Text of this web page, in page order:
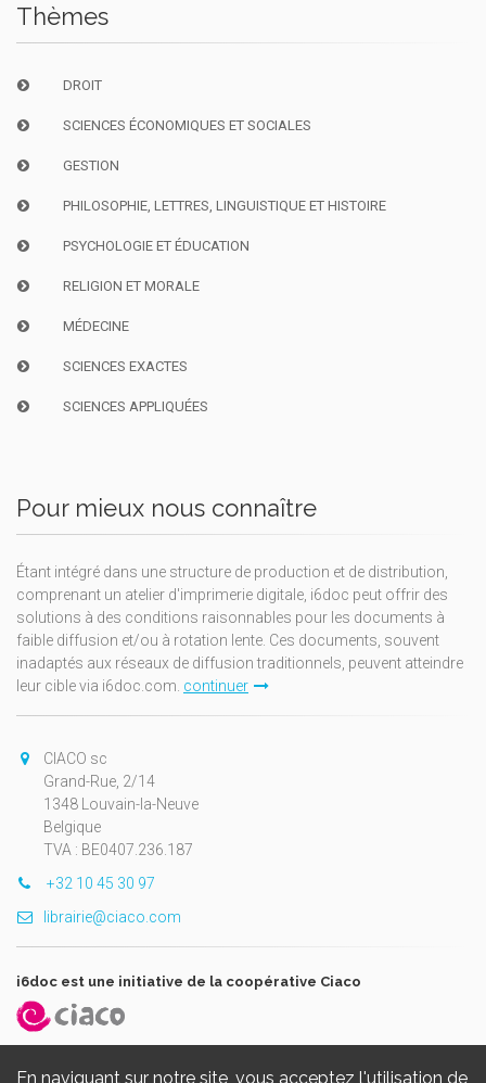
En naviguant sur notre site, vous acceptez l'utilisation de
Thèmes
DROIT
SCIENCES ÉCONOMIQUES ET SOCIALES
GESTION
PHILOSOPHIE, LETTRES, LINGUISTIQUE ET HISTOIRE
PSYCHOLOGIE ET ÉDUCATION
RELIGION ET MORALE
MÉDECINE
SCIENCES EXACTES
SCIENCES APPLIQUÉES
Pour mieux nous connaître
Étant intégré dans une structure de production et de distribution,
comprenant un atelier d'imprimerie digitale, i6doc peut offrir des
solutions à des conditions raisonnables pour les documents à
faible diffusion et/ou à rotation lente. Ces documents, souvent
inadaptés aux réseaux de diffusion traditionnels, peuvent atteindre
leur cible via i6doc.com. continuer
CIACO sc
Grand-Rue, 2/14
1348 Louvain-la-Neuve
Belgique
TVA : BE0407.236.187
+32 10 45 30 97
librairie@ciaco.com
i6doc est une initiative de la coopérative Ciaco